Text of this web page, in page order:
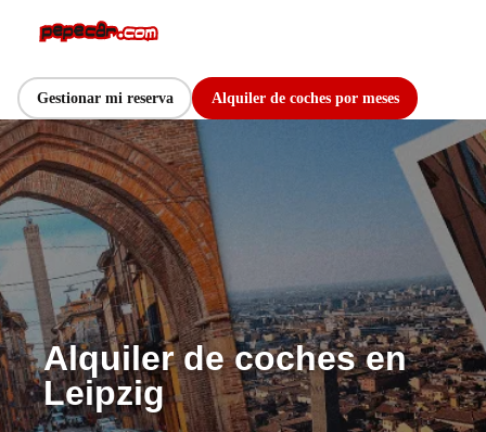
Gestionar mi reserva Alquiler de coches por meses
Alquiler de coches en
Leipzig